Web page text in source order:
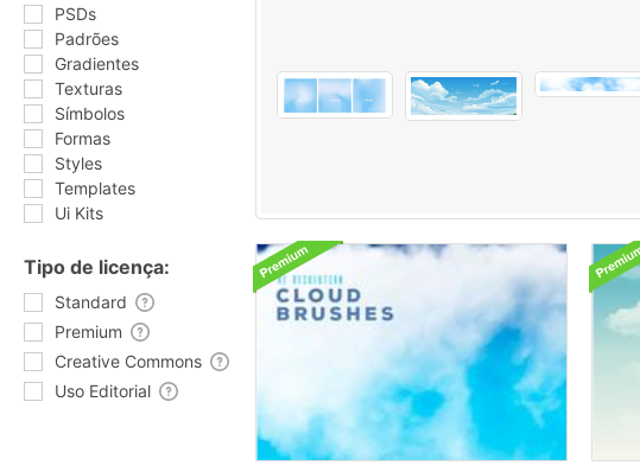
PSDs
Padrões
Gradientes
Texturas
Símbolos
Formas
Styles
Templates
Ui Kits
Tipo de licença:
Standard
Premium
Creative Commons
Uso Editorial